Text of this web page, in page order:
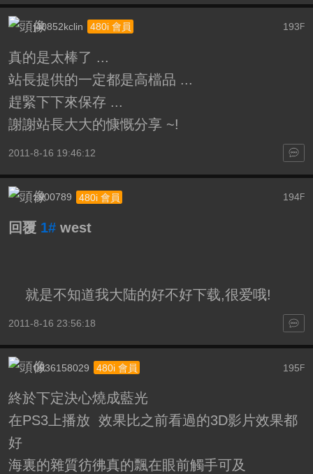
193 F
j40852kclin 480i 會員
真的是太棒了 ...
站長提供的一定都是高檔品 ...
趕緊下下來保存 ...
謝謝站長大大的慷慨分享 ~!
2011-8-16 19:46:12
194F
z900789 480i 會員
回覆 1# west
就是不知道我大陆的好不好下载,很爱哦!
2011-8-16 23:56:18
195F
0936158029 480i 會員
終於下定決心燒成藍光
在PS3上播放 效果比之前看過的3D影片效果都
好
海裏的雜質彷彿真的飄在眼前觸手可及